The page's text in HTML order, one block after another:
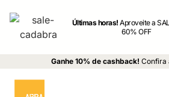
Últimas horas!Aproveite a
60% OFF
Ganhe 10% de cashback! Confira